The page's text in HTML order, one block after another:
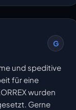
G
und speditive
für eine
wurden
Gerne